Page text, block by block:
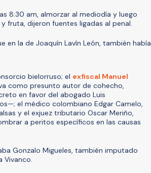
8:30 am, almorzar al mediodía y luego
fruta, dijeron fuentes ligadas al penal.
en la de Joaquín Lavín León, también había
bielorruso; el exfiscal Manuel
como presunto autor de cohecho,
en favor del abogado Luis
el médico colombiano Edgar Camelo,
y el exjuez tributario Oscar Meriño,
a peritos específicos en las causas
Gonzalo Migueles, también imputado
Vivanco.